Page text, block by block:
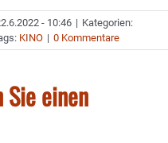
- 10:46 | Kategorien:
KINO | 0 Kommentare
einen